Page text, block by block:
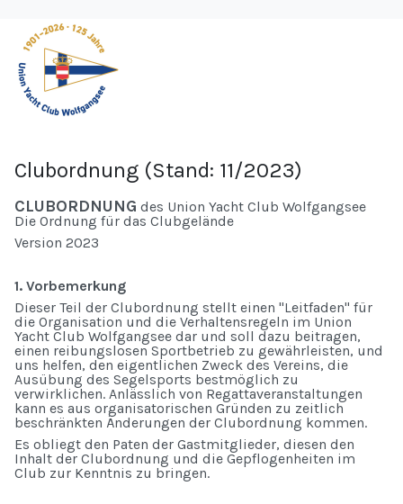
Clubordnung (Stand: 11/2023)
CLUBORDNUNG des Union Yacht Club Wolfgangsee
Die Ordnung für das Clubgelände
Version 2023
1. Vorbemerkung
Dieser Teil der Clubordnung stellt einen "Leitfaden" für
die Organisation und die Verhaltensregeln im Union
Yacht Club Wolfgangsee dar und soll dazu beitragen,
einen reibungslosen Sportbetrieb zu gewährleisten, und
uns helfen, den eigentlichen Zweck des Vereins, die
Ausübung des Segelsports bestmöglich zu
verwirklichen. Anlässlich von Regattaveranstaltungen
kann es aus organisatorischen Gründen zu zeitlich
beschränkten Änderungen der Clubordnung kommen.
Es obliegt den Paten der Gastmitglieder, diesen den
Inhalt der Clubordnung und die Gepflogenheiten im
Club zur Kenntnis zu bringen.